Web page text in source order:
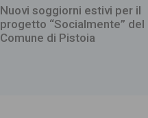
Nuovi soggiorni estivi per il
progetto “Socialmente” del
Comune di Pistoia